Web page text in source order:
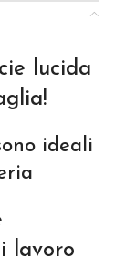
lucida
ideali
lavoro